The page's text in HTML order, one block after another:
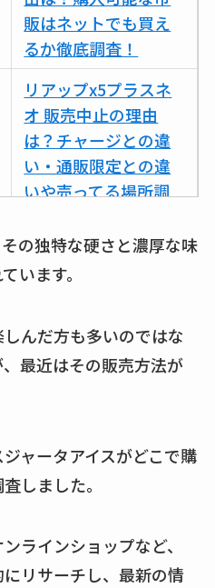
販はネットでも買え
るか徹底調査！
リアップx5プラスネ
オ 販売中止の理由
は？チャージとの違
い・通販限定との違
いや売ってる場所調
ココネシャンプー詰
め替えはどこで売っ
トなど販売店や安い
通販調査
こ？楽天・amazonで
買える？値段や手荒
しまむら布団セット
の料金は？セール・
の独特な硬さと濃厚な味
います。
んだ方も多いのではな
最近はその販売方法が
ャータアイスがどこで購
しました。
ラインショップなど、
リサーチし、最新の情